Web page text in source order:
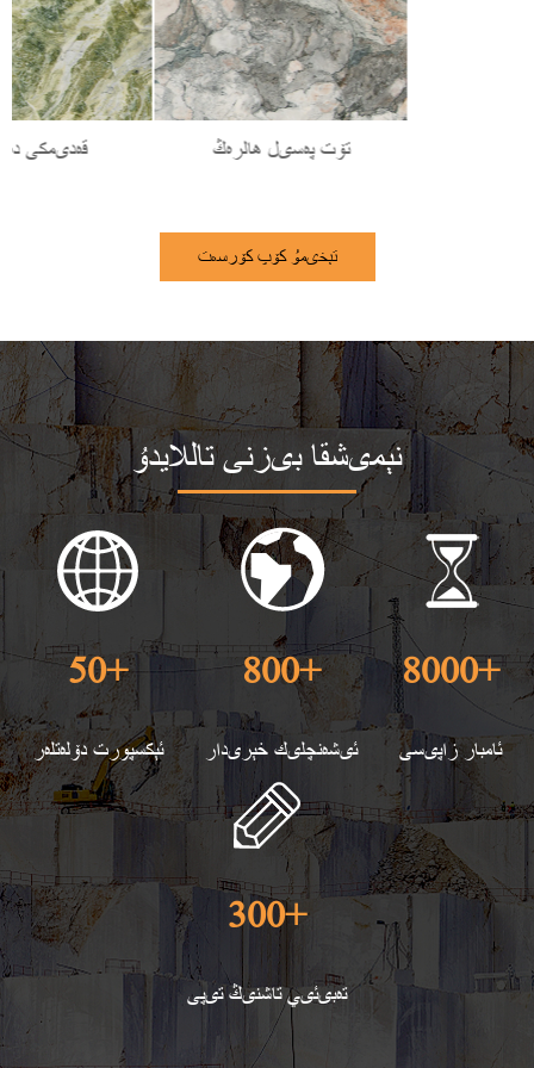
تېخىمۇ كۆپ كۆرسەت
نېمىشقا بىزنى تاللايدۇ
50+
ئېكسپورت دۆلەتلەر
800+
ئىشەنچلىك خېرىدار
8000+
ئامبار زاپىسى
300+
تەبىئىي تاشنىڭ تىپى